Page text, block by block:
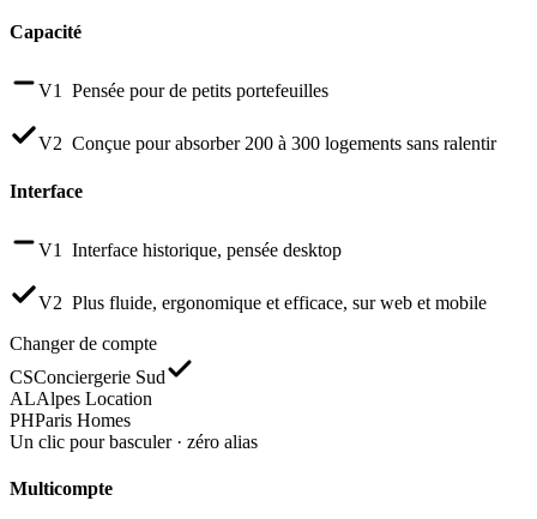
Capacité
V1 Pensée pour de petits portefeuilles
V2 Conçue pour absorber 200 à 300 logements sans ralentir
Interface
V1 Interface historique, pensée desktop
V2 Plus fluide, ergonomique et efficace, sur web et mobile
Changer de compte
CSConciergerie Sud
ALAlpes Location
PHParis Homes
Un clic pour basculer · zéro alias
Multicompte